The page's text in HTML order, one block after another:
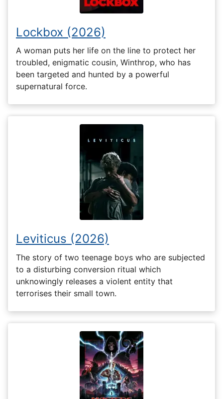
Lockbox (2026)
A woman puts her life on the line to protect her
troubled, enigmatic cousin, Winthrop, who has
been targeted and hunted by a powerful
supernatural force.
Leviticus (2026)
The story of two teenage boys who are subjected
to a disturbing conversion ritual which
unknowingly releases a violent entity that
terrorises their small town.